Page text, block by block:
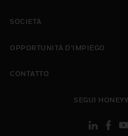
SOCIETÀ
OPPORTUNITÀ D’IMPIEGO
CONTATTO
SEGUI